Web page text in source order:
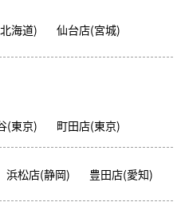
海道) 仙台店(宮城)
(東京)
町田店(東京)
浜松店(静岡) 豊田店(愛知)